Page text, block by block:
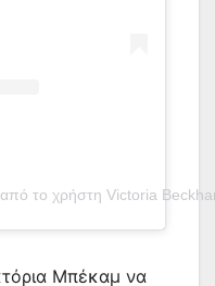
από το χρήστη Victoria
Μπέκαμ να